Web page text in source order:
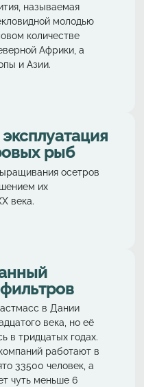
называемая
молодью
количестве
Африки, а
и Азии.
рыб
осетров
их
века.
в Дании
века, но её
в тридцатых годах.
работают в
33500 человек, а
чуть меньше 6